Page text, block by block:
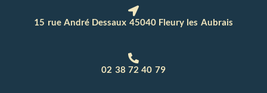
15 rue André Dessaux 45040 Fleury les Aubrais
02 38 72 40 79